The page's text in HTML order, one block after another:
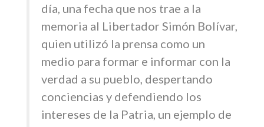
día, una fecha que nos trae a la
memoria al Libertador Simón Bolívar,
quien utilizó la prensa como un
medio para formar e informar con la
verdad a su pueblo, despertando
conciencias y defendiendo los
intereses de la Patria, un ejemplo de